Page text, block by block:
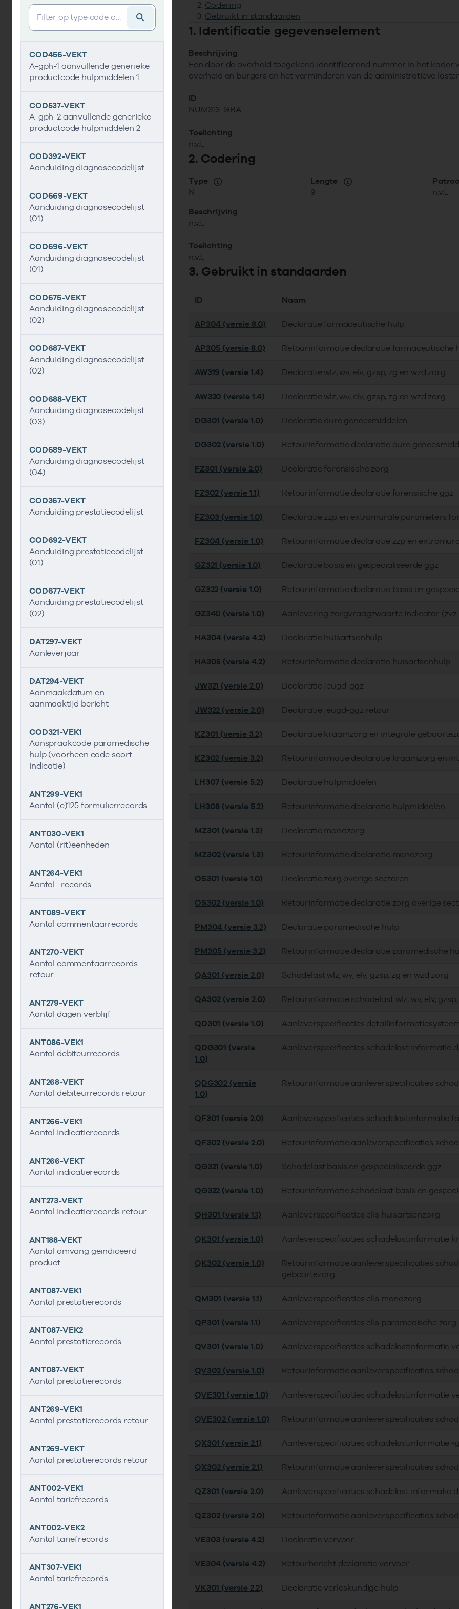
Vind gegevens&shy;element
COD456-VEKT
A-gph-1 aanvullende generieke
productcode hulpmiddelen 1
COD537-VEKT
A-gph-2 aanvullende generieke
productcode hulpmiddelen 2
COD392-VEKT
Aanduiding diagnosecodelijst
COD669-VEKT
Aanduiding diagnosecodelijst
(01)
COD696-VEKT
Aanduiding diagnosecodelijst
(01)
COD675-VEKT
Aanduiding diagnosecodelijst
(02)
COD687-VEKT
Aanduiding diagnosecodelijst
(02)
COD688-VEKT
Aanduiding diagnosecodelijst
(03)
COD689-VEKT
Aanduiding diagnosecodelijst
(04)
COD367-VEKT
Aanduiding prestatiecodelijst
COD692-VEKT
Aanduiding prestatiecodelijst
(01)
COD677-VEKT
Aanduiding prestatiecodelijst
(02)
DAT297-VEKT
Aanleverjaar
DAT294-VEKT
Aanmaakdatum en
aanmaaktijd bericht
COD321-VEK1
Aanspraakcode paramedische
hulp (voorheen code soort
indicatie)
ANT299-VEK1
Aantal (e)125 formulierrecords
ANT030-VEK1
Aantal (rit)eenheden
ANT264-VEK1
Aantal ...records
ANT089-VEKT
Aantal commentaarrecords
ANT270-VEKT
Aantal commentaarrecords
retour
ANT279-VEKT
Aantal dagen verblijf
ANT086-VEK1
Aantal debiteurrecords
ANT268-VEKT
Aantal debiteurrecords retour
ANT266-VEK1
Aantal indicatierecords
ANT266-VEKT
Aantal indicatierecords
ANT273-VEKT
Aantal indicatierecords retour
ANT188-VEKT
Aantal omvang geindiceerd
product
ANT087-VEK1
Aantal prestatierecords
ANT087-VEK2
Aantal prestatierecords
ANT087-VEKT
Aantal prestatierecords
ANT269-VEK1
Aantal prestatierecords retour
ANT269-VEKT
Aantal prestatierecords retour
ANT002-VEK1
Aantal tariefrecords
ANT002-VEK2
Aantal tariefrecords
ANT307-VEK1
Aantal tariefrecords
ANT276-VEK1
Codering
Gebruikt in standaarden
1. Identificatie gegevenselement
Beschrijving
Een door de overheid toegekend identificerend nummer in het
overheid en burgers en het verminderen van de administratieve
ID
NUM313-GBA
Toelichting
n.v.t.
2. Codering
Type
N
Lengte
9
n.v.t.
Beschrijving
n.v.t.
Toelichting
n.v.t.
3. Gebruikt in standaarden
ID Naam
AP304 (versie 8.0) Declaratie farmaceutische hulp
AP305 (versie 8.0) Retourinformatie declaratie farmaceutische
AW319 (versie 1.4) Declaratie wlz, wv, elv, gzsp, zg en wzd zorg
AW320 (versie 1.4) Declaratie wlz, wv, elv, gzsp, zg en wzd zorg
DG301 (versie 1.0) Declaratie dure geneesmiddelen
DG302 (versie 1.0) Retourinformatie declaratie dure
FZ301 (versie 2.0) Declaratie forensische zorg
FZ302 (versie 1.1) Retourinformatie declaratie forensische ggz
FZ303 (versie 1.0) Declaratie zzp en extramurale parameters
FZ304 (versie 1.0) Retourinformatie declaratie zzp en
GZ321 (versie 1.0) Declaratie basis en gespecialiseerde ggz
GZ322 (versie 1.0) Retourinformatie declaratie basis en
GZ340 (versie 1.0) Aanlevering zorgvraagzwaarte indicator
HA304 (versie 4.2) Declaratie huisartsenhulp
HA305 (versie 4.2) Retourinformatie declaratie huisartsenhulp
JW321 (versie 2.0) Declaratie jeugd-ggz
JW322 (versie 2.0) Declaratie jeugd-ggz retour
KZ301 (versie 3.2) Declaratie kraamzorg en integrale
KZ302 (versie 3.2) Retourinformatie declaratie kraamzorg en
LH307 (versie 5.2) Declaratie hulpmiddelen
LH308 (versie 5.2) Retourinformatie declaratie hulpmiddelen
MZ301 (versie 1.3) Declaratie mondzorg
MZ302 (versie 1.3) Retourinformatie declaratie mondzorg
OS301 (versie 1.0) Declaratie zorg overige sectoren
OS302 (versie 1.0) Retourinformatie declaratie zorg overige
PM304 (versie 3.2) Declaratie paramedische hulp
PM305 (versie 3.2) Retourinformatie declaratie paramedische
QA301 (versie 2.0) Schadelast wlz, wv, elv, gzsp, zg en wzd zorg
QA302 (versie 2.0) Retourinformatie schadelast wlz, wv, elv,
QD301 (versie 1.0) Aanleverspecificaties
QDG301 (versie
1.0)
Aanleverspecificaties schadelast informatie
QDG302 (versie
1.0)
Retourinformatie aanleverspecificaties
QF301 (versie 2.0) Aanleverspecificaties schadelastinformatie
QF302 (versie 2.0) Retourinformatie aanleverspecificaties
QG321 (versie 1.0) Schadelast basis en gespecialiseerde ggz
QG322 (versie 1.0) Retourinformatie schadelast basis en
QH301 (versie 1.1) Aanleverspecificaties elis huisartsenzorg
QK301 (versie 1.0) Aanleverspecificaties schadelastinformatie
QK302 (versie 1.0)
Retourinformatie aanleverspecificaties
geboortezorg
QM301 (versie 1.1) Aanleverspecificaties elis mondzorg
QP301 (versie 1.1) Aanleverspecificaties elis paramedische zorg
QV301 (versie 1.0) Aanleverspecificaties schadelastinformatie
QV302 (versie 1.0) Retourinformatie aanleverspecificaties
QVE301 (versie 1.0) Aanleverspecificaties schadelastinformatie
QVE302 (versie 1.0) Retourinformatie aanleverspecificaties
QX301 (versie 2.1) Aanleverspecificaties schadelastinformatie
QX302 (versie 2.1) Retourinformatie aanleverspecificaties
QZ301 (versie 2.0) Aanleverspecificaties schadelast informatie
QZ302 (versie 2.0) Retourinformatie aanleverspecificaties
VE303 (versie 4.2) Declaratie vervoer
VE304 (versie 4.2) Retourbericht declaratie vervoer
VK301 (versie 2.2) Declaratie verloskundige hulp